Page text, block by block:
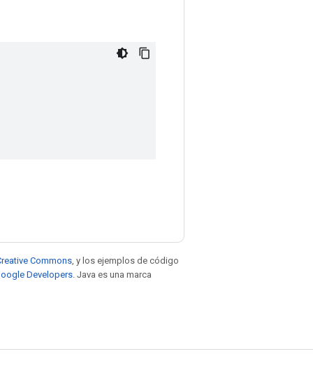
Commons , y los ejemplos de código
Developers . Java es una marca